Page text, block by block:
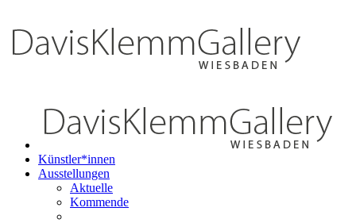
Künstler*innen
Ausstellungen
Aktuelle
Kommende